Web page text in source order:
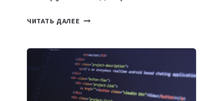
ЧИТАТЬ ДАЛЕЕ ТАСК-
ПОЛЕЗНЫХ
ИНСТРУМЕНТОВ
ДЛЯ
РАБОТЫ